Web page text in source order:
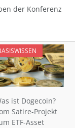
der Konferenz
ist Dogecoin?
Satire-Projekt
ETF-Asset